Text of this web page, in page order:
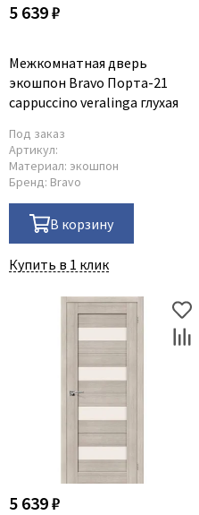
5 639 ₽
Межкомнатная дверь
экошпон Bravo Порта-21
cappuccino veralinga глухая
Под заказ
Артикул:
Материал: экошпон
Бренд: Bravo
В корзину
Купить в 1 клик
5 639 ₽